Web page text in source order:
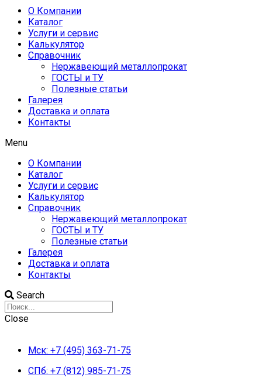
О Компании
Каталог
Услуги и сервис
Калькулятор
Справочник
Нержавеющий металлопрокат
ГОСТЫ и ТУ
Полезные статьи
Галерея
Доставка и оплата
Контакты
Menu
О Компании
Каталог
Услуги и сервис
Калькулятор
Справочник
Нержавеющий металлопрокат
ГОСТЫ и ТУ
Полезные статьи
Галерея
Доставка и оплата
Контакты
Search
Close
Мск: +7 (495) 363-71-75
СПб: +7 (812) 985-71-75